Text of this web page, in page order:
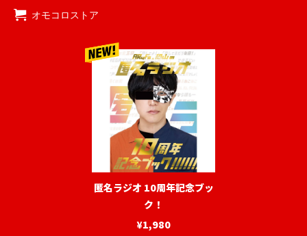
オモコロストア
匿名ラジオ 10周年記念ブッ
ク！
¥1,980